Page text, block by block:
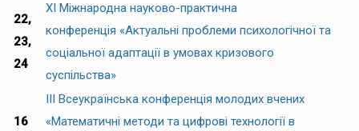
22,
23,
24
ХІ Міжнародна науково-практична
конференція «Актуальні проблеми психологічної та
соціальної адаптації в умовах кризового
суспільства»
16
IІI Всеукраїнська конференція молодих вчених
«Математичні методи та цифрові технології в